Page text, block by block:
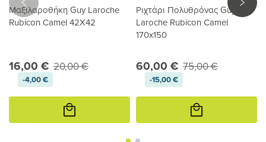
Μαξιλαροθήκη Guy Laroche
Rubicon Camel 42X42
16,00 € 20,00 €
-4,00 €
Προσθήκη
καλάθι
Ριχτάρι Πολυθρόνας Guy
Laroche Rubicon Camel
170x150
60,00 € 75,00 €
-15,00 €
Προσθήκη
καλάθι